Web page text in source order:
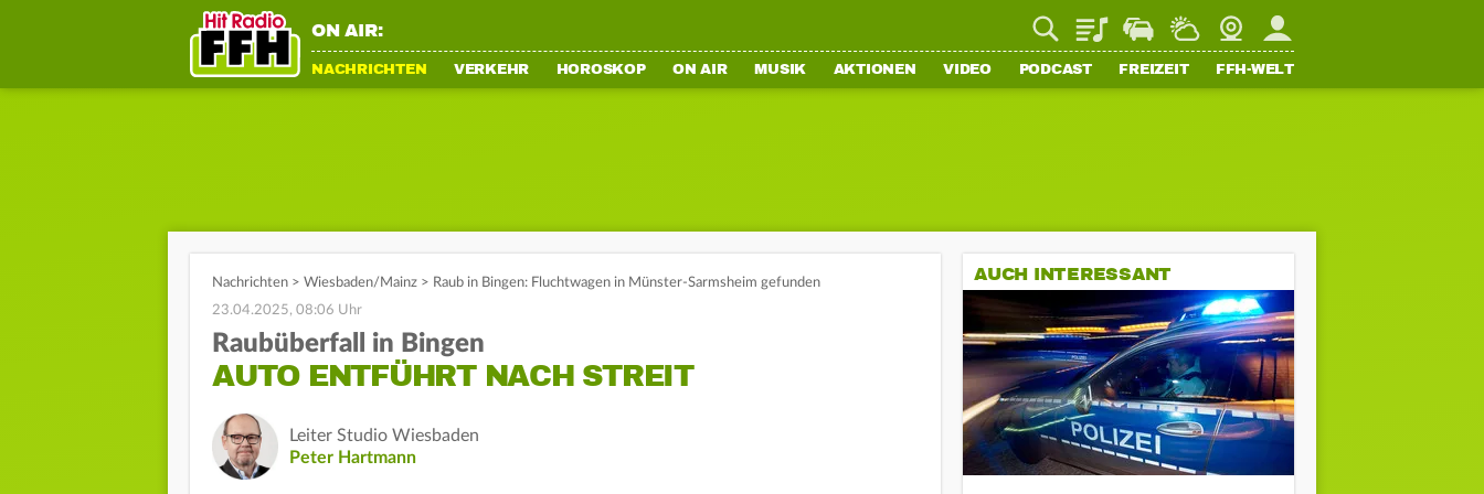
ON AIR: PlaylistStaupilotWetterWebcamMein FFH
NACHRICHTEN VERKEHR HOROSKOP ON AIR MUSIK AKTIONEN VIDEO PODCAST FREIZEIT FFH-WELT
Nachrichten > Wiesbaden/Mainz > Raub in Bingen: Fluchtwagen in Münster-Sarmsheim gefunden
23.04.2025, 08:06 Uhr
Raubüberfall in Bingen
AUTO ENTFÜHRT NACH STREIT
Leiter Studio Wiesbaden
Peter Hartmann
AUCH INTERESSANT